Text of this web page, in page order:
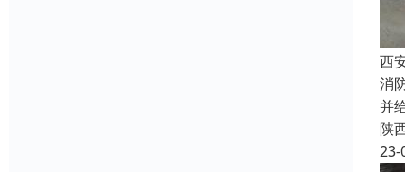
西
消
并
陕
23-